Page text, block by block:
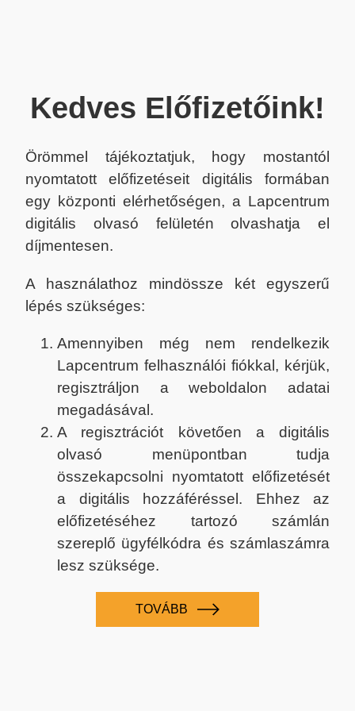
Kedves Előfizetőink!
Örömmel tájékoztatjuk, hogy mostantól
nyomtatott előfizetéseit digitális formában
egy központi elérhetőségen, a Lapcentrum
digitális olvasó felületén olvashatja el
díjmentesen.
A használathoz mindössze két egyszerű
lépés szükséges:
Amennyiben még nem rendelkezik
Lapcentrum felhasználói fiókkal, kérjük,
regisztráljon a weboldalon adatai
megadásával.
A regisztrációt követően a digitális
olvasó menüpontban tudja
összekapcsolni nyomtatott előfizetését
a digitális hozzáféréssel. Ehhez az
előfizetéséhez tartozó számlán
szereplő ügyfélkódra és számlaszámra
lesz szüksége.
TOVÁBB